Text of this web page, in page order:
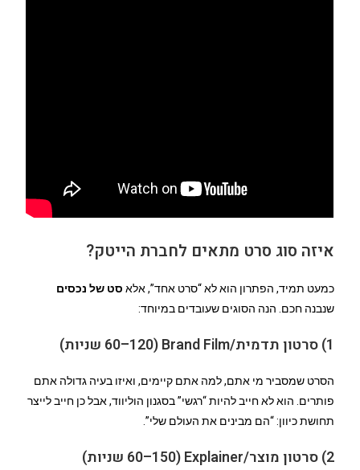
איזה סוג סרט מתאים לחברת הייטק?
כמעט תמיד, הפתרון הוא לא “סרט אחד”, אלא סט של נכסים
שנבנה חכם. הנה הסוגים שעובדים במיוחד:
1) סרטון תדמית/Brand Film (60–120 שניות)
הסרט שמסביר מי אתם, למה אתם קיימים, ואיזו בעיה גדולה אתם
פותרים. הוא לא חייב להיות “רגשי” בסגנון הוליווד, אבל כן חייב לייצר
תחושת כיוון: “הם מבינים את העולם שלי”.
2) סרטון מוצר/Explainer (60–150 שניות)